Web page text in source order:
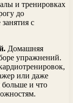
и тренировках
до
с
Домашняя
упражнений.
или даже
и что